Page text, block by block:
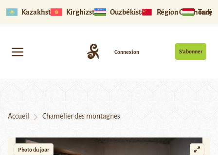
Kazakhstan Kirghizstan Ouzbékistan Région Ouïghoure
S’abonner
Connexion
Accueil Chamelier des montagnes
Photo du jour